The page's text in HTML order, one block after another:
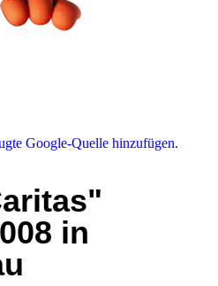
Google-Quelle hinzufügen.
in